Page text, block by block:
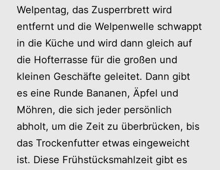
Welpentag, das Zusperrbrett wird
entfernt und die Welpenwelle schwappt
in die Küche und wird dann gleich auf
die Hofterrasse für die großen und
kleinen Geschäfte geleitet. Dann gibt
es eine Runde Bananen, Äpfel und
Möhren, die sich jeder persönlich
abholt, um die Zeit zu überbrücken, bis
das Trockenfutter etwas eingeweicht
ist. Diese Frühstücksmahlzeit gibt es